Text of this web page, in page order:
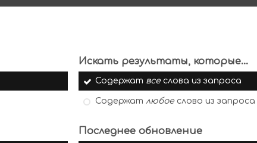
Искать результаты, которые...
Содержат всеслова из запроса
Содержатлюбоеслово из запроса
Последнее обновление